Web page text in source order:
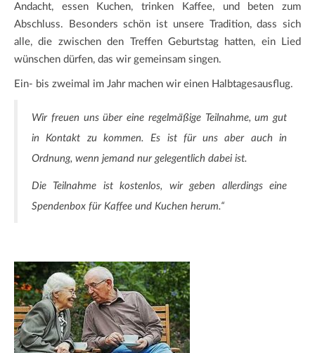
Andacht, essen Kuchen, trinken Kaffee, und beten zum
Abschluss. Besonders schön ist unsere Tradition, dass sich
alle, die zwischen den Treffen Geburtstag hatten, ein Lied
wünschen dürfen, das wir gemeinsam singen.
Ein- bis zweimal im Jahr machen wir einen Halbtagesausflug.
Wir freuen uns über eine regelmäßige Teilnahme, um gut
in Kontakt zu kommen. Es ist für uns aber auch in
Ordnung, wenn jemand nur gelegentlich dabei ist.
Die Teilnahme ist kostenlos, wir geben allerdings eine
Spendenbox für Kaffee und Kuchen herum.“